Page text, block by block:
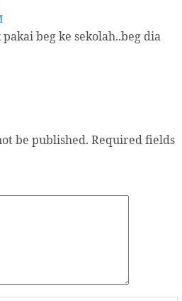
beg ke sekolah..beg dia
be published. Required fields